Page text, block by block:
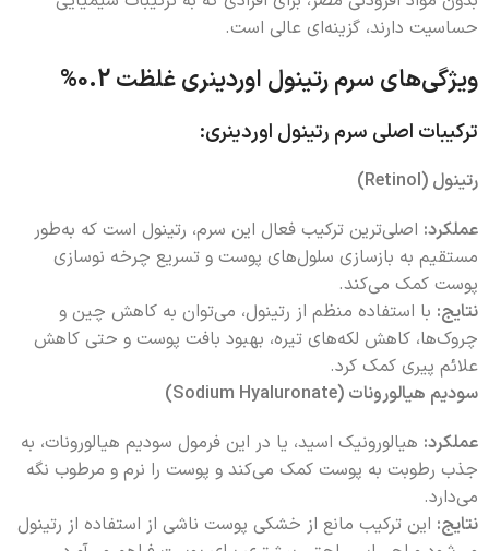
حساسیت دارند، گزینه‌ای عالی است.
ویژگی‌های سرم رتینول اوردینری غلظت 0.2%
ترکیبات اصلی سرم رتینول اوردینری:
رتینول (Retinol)
عملکرد: اصلی‌ترین ترکیب فعال این سرم، رتینول است که به‌طور
مستقیم به بازسازی سلول‌های پوست و تسریع چرخه نوسازی
پوست کمک می‌کند.
نتایج: با استفاده منظم از رتینول، می‌توان به کاهش چین و
چروک‌ها، کاهش لکه‌های تیره، بهبود بافت پوست و حتی کاهش
علائم پیری کمک کرد.
سودیم هیالورونات (Sodium Hyaluronate)
عملکرد: هیالورونیک اسید، یا در این فرمول سودیم هیالورونات، به
جذب رطوبت به پوست کمک می‌کند و پوست را نرم و مرطوب نگه
می‌دارد.
نتایج: این ترکیب مانع از خشکی پوست ناشی از استفاده از رتینول